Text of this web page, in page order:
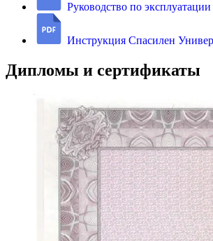
Руководство по
Инструкция Спасилен
Дипломы и сертификаты